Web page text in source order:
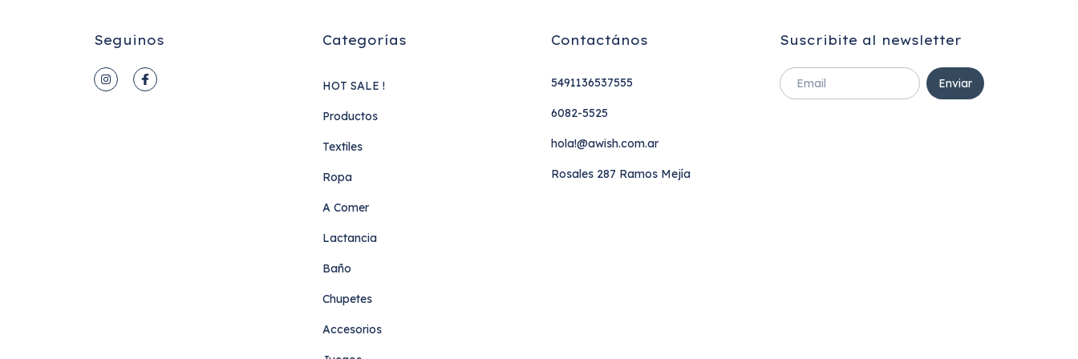
Seguinos Categorías
HOT SALE !
Productos
Textiles
Ropa
A Comer
Lactancia
Baño
Chupetes
Accesorios
Contactános
5491136537555
6082-5525
hola!@awish.com.ar
Rosales 287 Ramos Mejía
Suscribite al newsletter